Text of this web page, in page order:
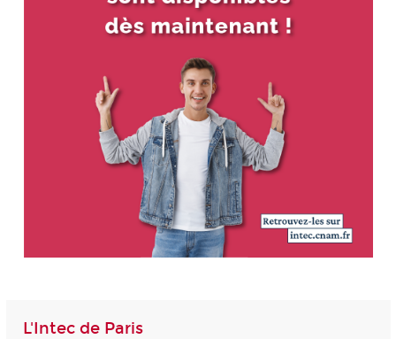
L'Intec de Paris